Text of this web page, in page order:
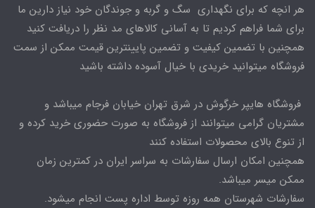
هر انچه که برای نگهداری سگ و گربه و جوندگان خود نیاز دارین ما
برای شما فراهم کردیم تا به آسانی کالاهای مد نظر را دریافت کنید
همچنین با تضمین کیفیت و تضمین پایینترین قیمت ممکن از سمت
فروشگاه میتوانید خریدی با خیال آسوده داشته باشید
فروشگاه هایپر خرگوش در شرق تهران خیابان فرجام میباشد و
مشتریان گرامی میتوانند از فروشگاه به صورت حضوری خرید کرده و
از تنوع بالای محصولات استفاده کنند
همچنین امکان ارسال سفارشات به سراسر ایران در کمترین زمان
ممکن میسر میباشد.
سفارشات شهرستان همه روزه توسط اداره پست انجام میشود.